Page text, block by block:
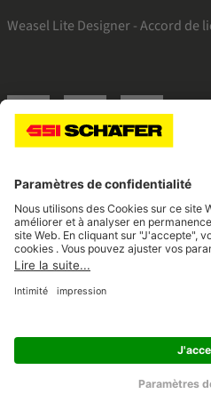
Weasel Lite Designer - Accord
SSI facebookSSI youtubeSSI linkedin
Navigate to home page